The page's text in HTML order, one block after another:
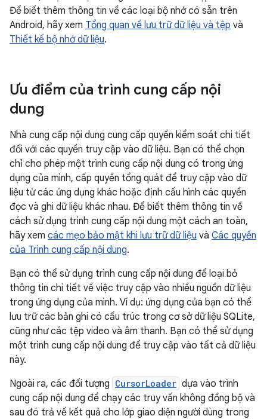
Để biết thêm thông tin về các loại bộ nhớ có sẵn trên
Android, hãy xem Tổng quan về lưu trữ dữ liệu và tệp và
Thiết kế bộ nhớ dữ liệu.
Ưu điểm của trình cung cấp nội
dung
Nhà cung cấp nội dung cung cấp quyền kiểm soát chi tiết
đối với các quyền truy cập vào dữ liệu. Bạn có thể chọn
chỉ cho phép một trình cung cấp nội dung có trong ứng
dụng của mình, cấp quyền tổng quát để truy cập vào dữ
liệu từ các ứng dụng khác hoặc định cấu hình các quyền
đọc và ghi dữ liệu khác nhau. Để biết thêm thông tin về
cách sử dụng trình cung cấp nội dung một cách an toàn,
hãy xem các mẹo bảo mật khi lưu trữ dữ liệu và Các quyền
của Trình cung cấp nội dung.
Bạn có thể sử dụng trình cung cấp nội dung để loại bỏ
thông tin chi tiết về việc truy cập vào nhiều nguồn dữ liệu
trong ứng dụng của mình. Ví dụ: ứng dụng của bạn có thể
lưu trữ các bản ghi có cấu trúc trong cơ sở dữ liệu SQLite,
cũng như các tệp video và âm thanh. Bạn có thể sử dụng
một trình cung cấp nội dung để truy cập vào tất cả dữ liệu
này.
Ngoài ra, các đối tượng CursorLoader dựa vào trình
cung cấp nội dung để chạy các truy vấn không đồng bộ và
sau đó trả về kết quả cho lớp giao diện người dùng trong